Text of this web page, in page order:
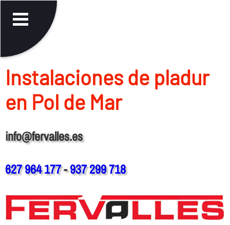
Instalaciones de pladur
en Pol de Mar
info@fervalles.es
627 964 177-937 299 718